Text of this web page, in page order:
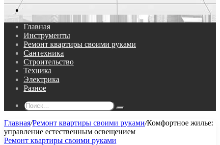
Главная
Инструменты
Ремонт квартиры своими руками
Сантехника
Строительство
Техника
Электрика
Разное
Поиск...
Главная/Ремонт квартиры своими руками/Комфортное жилье:
управление естественным освещением
Ремонт квартиры своими руками